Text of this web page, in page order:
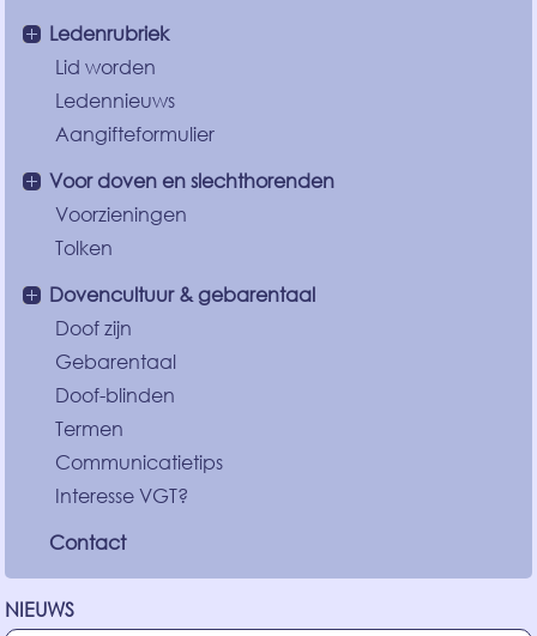
Ledenrubriek
Lid worden
Ledennieuws
Aangifteformulier
Voor doven en slechthorenden
Voorzieningen
Tolken
Dovencultuur & gebarentaal
Doof zijn
Gebarentaal
Doof-blinden
Termen
Communicatietips
Interesse VGT?
Contact
NIEUWS